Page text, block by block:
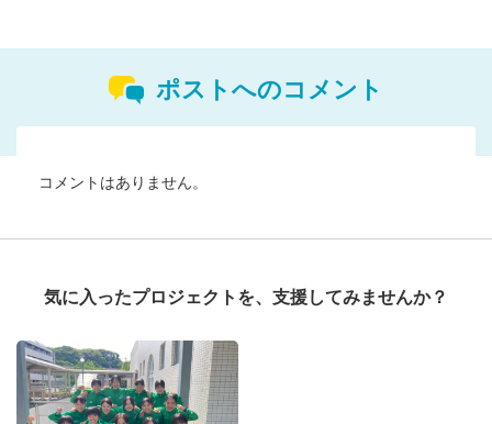
ポストへのコメント
コメントはありません。
気に入ったプロジェクトを、支援してみませんか？